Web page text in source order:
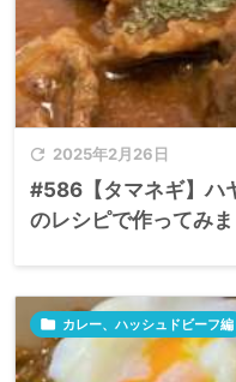
 2025年2月26日
#586【タマネギ】ハ
のレシピで作ってみ
 カレー、ハッシュドビーフ編